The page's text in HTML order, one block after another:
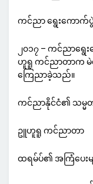
ကင်ညာ ရွေးကောက်
၂၀၁၇ – ကင်ညာရွ
ဟူရူ ကင်ညာတာက မဲပ
ကြေညာခဲ့သည်။
ကင်ညာနိုင်ငံ၏ သမ္မ
ဥူဟူရူ ကင်ညာတာ
ထရမ်ပ်၏ အကြံပေးမျ